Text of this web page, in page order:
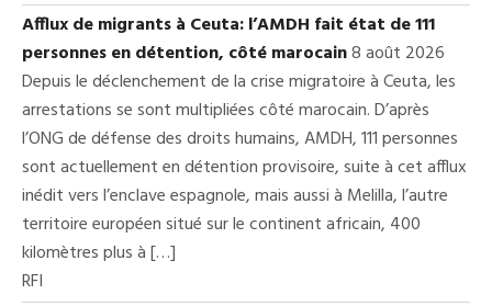
Afflux de migrants à Ceuta: l’AMDH fait état de 111
personnes en détention, côté marocain8 août 2026
Depuis le déclenchement de la crise migratoire à Ceuta, les
arrestations se sont multipliées côté marocain. D’après
l’ONG de défense des droits humains, AMDH, 111 personnes
sont actuellement en détention provisoire, suite à cet afflux
inédit vers l’enclave espagnole, mais aussi à Melilla, l’autre
territoire européen situé sur le continent africain, 400
kilomètres plus à […]
RFI